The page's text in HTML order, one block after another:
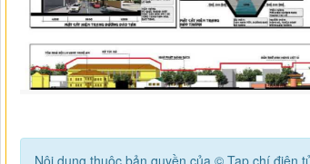
Nội dung thuộc bản quyền của © Tạp chí điện